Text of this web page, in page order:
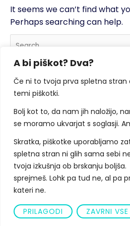
A bi piškot? Dva?
Če ni to tvoja prva spletna stran
temi piškotki.
Bolj kot to, da nam jih naložijo,
se moramo ukvarjat s soglasji.
Skratka, piškotke uporabljamo
spletna stran ni glih sama sebi
tvoja izkušnja ob brskanju
sprejmeš. Lohk pa tud ne, al pa
kateri ne.
PRILAGODI ZAVRNI VSE
It seems we can’t find what
Perhaps searching can help.
Facebook
Copyright ©2021 You Rock